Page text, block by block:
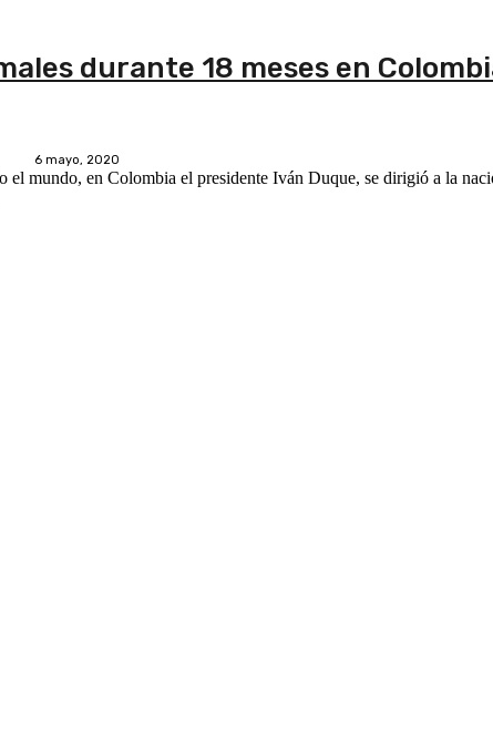
durante 18 meses en
6 mayo, 2020
el mundo, en Colombia el presidente Iván Duque, se dirigió a la